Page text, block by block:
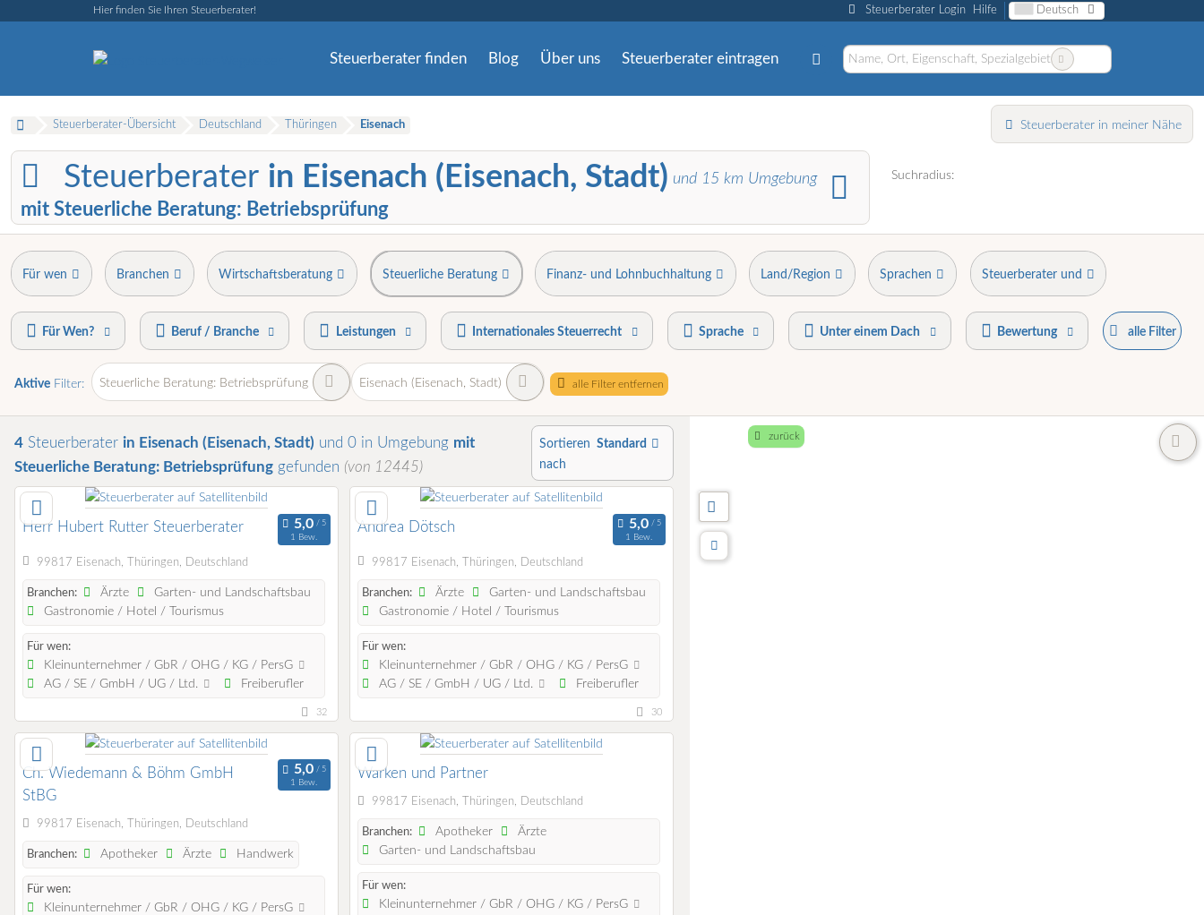
Hier finden Sie Ihren Steuerberater! Steuerberater Login Hilfe Deutsch
Steuerberater finden Blog Über uns Steuerberater eintragen
Steuerberater-Übersicht Deutschland Thüringen Eisenach Steuerberater in meiner Nähe
Steuerberater in Eisenach (Eisenach, Stadt) und 15 km Umgebung
mit Steuerliche Beratung: Betriebsprüfung
Suchradius:
Für wen Branchen Wirtschaftsberatung Steuerliche Beratung Finanz- und Lohnbuchhaltung Land/Region Sprachen Steuerberater und
Für Wen? Beruf / Branche Leistungen Internationales Steuerrecht Sprache Unter einem Dach Bewertung alle Filter
Aktive Filter: Steuerliche Beratung: Betriebsprüfung Eisenach (Eisenach, Stadt) alle Filter entfernen
4 Steuerberater in Eisenach (Eisenach, Stadt) und 0 in Umgebung mit
Steuerliche Beratung: Betriebsprüfung gefunden (von 12445)
Sortieren
nach
Standard
Herr Hubert Rutter Steuerberater
1 Bew.
99817 Eisenach, Thüringen, Deutschland
Branchen: Ärzte
Garten- und Landschaftsbau
Gastronomie / Hotel / Tourismus
Für wen:
Kleinunternehmer / GbR / OHG / KG / PersG
AG / SE / GmbH / UG / Ltd.
Freiberufler
32
Andrea Dötsch
1 Bew.
99817 Eisenach, Thüringen, Deutschland
Branchen: Ärzte
Garten- und Landschaftsbau
Gastronomie / Hotel / Tourismus
Für wen:
Kleinunternehmer / GbR / OHG / KG / PersG
AG / SE / GmbH / UG / Ltd.
Freiberufler
30
Ch. Wiedemann & Böhm GmbH
StBG
1 Bew.
99817 Eisenach, Thüringen, Deutschland
Branchen: Apotheker Ärzte Handwerk
Für wen:
Kleinunternehmer / GbR / OHG / KG / PersG
Warken und Partner
99817 Eisenach, Thüringen, Deutschland
Branchen: Apotheker
Ärzte
Garten- und Landschaftsbau
Für wen:
Kleinunternehmer / GbR / OHG / KG / PersG
zurück